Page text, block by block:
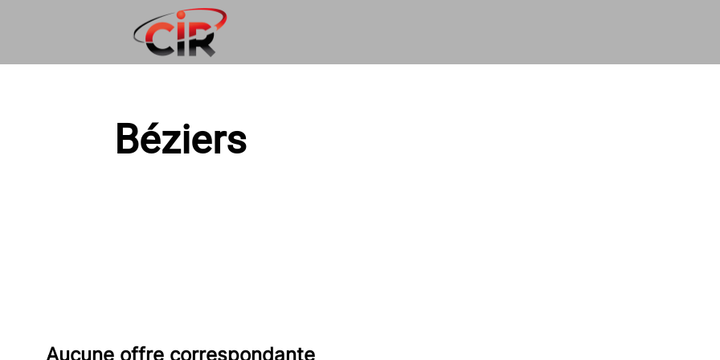
Béziers
Aucune offre correspondante